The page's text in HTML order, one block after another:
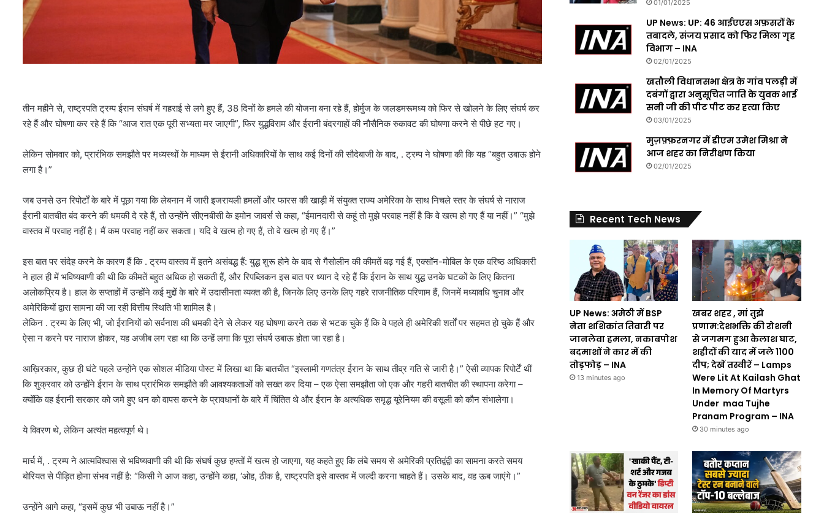
तीन महीने से, राष्ट्रपति ट्रम्प ईरान संघर्ष में गहराई से लगे हुए हैं, 38 दिनों के हमले की योजना बना रहे हैं, होर्मुज के जलडमरूमध्य को फिर से खोलने के लिए संघर्ष कर
रहे हैं और घोषणा कर रहे हैं कि “आज रात एक पूरी सभ्यता मर जाएगी”, फिर युद्धविराम और ईरानी बंदरगाहों की नौसैनिक रुकावट की घोषणा करने से पीछे हट गए।
लेकिन सोमवार को, प्रारंभिक समझौते पर मध्यस्थों के माध्यम से ईरानी अधिकारियों के साथ कई दिनों की सौदेबाजी के बाद, . ट्रम्प ने घोषणा की कि यह “बहुत उबाऊ होने
लगा है।”
जब उनसे उन रिपोर्टों के बारे में पूछा गया कि लेबनान में जारी इजरायली हमलों और फारस की खाड़ी में संयुक्त राज्य अमेरिका के साथ निचले स्तर के संघर्ष से नाराज
ईरानी बातचीत बंद करने की धमकी दे रहे हैं, तो उन्होंने सीएनबीसी के इमोन जावर्स से कहा, “ईमानदारी से कहूं तो मुझे परवाह नहीं है कि वे खत्म हो गए हैं या नहीं।” “मुझे
वास्तव में परवाह नहीं है। मैं कम परवाह नहीं कर सकता। यदि वे खत्म हो गए हैं, तो वे खत्म हो गए हैं।”
इस बात पर संदेह करने के कारण हैं कि . ट्रम्प वास्तव में इतने असंबद्ध हैं: युद्ध शुरू होने के बाद से गैसोलीन की कीमतें बढ़ गई हैं, एक्सॉन-मोबिल के एक वरिष्ठ अधिकारी
ने हाल ही में भविष्यवाणी की थी कि कीमतें बहुत अधिक हो सकती हैं, और रिपब्लिकन इस बात पर ध्यान दे रहे हैं कि ईरान के साथ युद्ध उनके घटकों के लिए कितना
अलोकप्रिय है। हाल के सप्ताहों में उन्होंने कई मुद्दों के बारे में उदासीनता व्यक्त की है, जिनके लिए उनके लिए गहरे राजनीतिक परिणाम हैं, जिनमें मध्यावधि चुनाव और
अमेरिकियों द्वारा सामना की जा रही वित्तीय स्थिति भी शामिल है।
लेकिन . ट्रम्प के लिए भी, जो ईरानियों को सर्वनाश की धमकी देने से लेकर यह घोषणा करने तक से भटक चुके हैं कि वे पहले ही अमेरिकी शर्तों पर सहमत हो चुके हैं और
ऐसा न करने पर नाराज होकर, यह अजीब लग रहा था कि उन्हें लगा कि पूरा संघर्ष उबाऊ होता जा रहा है।
आख़िरकार, कुछ ही घंटे पहले उन्होंने एक सोशल मीडिया पोस्ट में लिखा था कि बातचीत “इस्लामी गणतंत्र ईरान के साथ तीव्र गति से जारी है।” ऐसी व्यापक रिपोर्टें थीं
कि शुक्रवार को उन्होंने ईरान के साथ प्रारंभिक समझौते की आवश्यकताओं को सख्त कर दिया – एक ऐसा समझौता जो एक और गहरी बातचीत की स्थापना करेगा –
क्योंकि वह ईरानी सरकार को जमे हुए धन को वापस करने के प्रावधानों के बारे में चिंतित थे और ईरान के अत्यधिक समृद्ध यूरेनियम की वसूली को कौन संभालेगा।
ये विवरण थे, लेकिन अत्यंत महत्वपूर्ण थे।
मार्च में, . ट्रम्प ने आत्मविश्वास से भविष्यवाणी की थी कि संघर्ष कुछ हफ्तों में खत्म हो जाएगा, यह कहते हुए कि लंबे समय से अमेरिकी प्रतिद्वंद्वी का सामना करते समय
बोरियत से पीड़ित होना संभव नहीं है: “किसी ने आज कहा, उन्होंने कहा, ‘ओह, ठीक है, राष्ट्रपति इसे वास्तव में जल्दी करना चाहते हैं। उसके बाद, वह ऊब जाएंगे।”
उन्होंने आगे कहा, “इसमें कुछ भी उबाऊ नहीं है।”
01/01/2025
UP News: UP: 46 आईएएस अफ़सरों के
तबादले, संजय प्रसाद को फिर मिला गृह
विभाग – INA
02/01/2025
खतौली विधानसभा क्षेत्र के गांव पलड़ी में
दबंगों द्वारा अनुसूचित जाति के युवक भाई
सनी जी की पीट पीट कर हत्या किए
03/01/2025
मुज़फ़्फ़रनगर में डीएम उमेश मिश्रा ने
आज शहर का निरीक्षण किया
02/01/2025
Recent Tech News
UP News: अमेठी में BSP
नेता शशिकांत तिवारी पर
जानलेवा हमला, नकाबपोश
बदमाशों ने कार में की
तोड़फोड़ – INA
13 minutes ago
खबर शहर , मां तुझे
प्रणाम:देशभक्ति की रोशनी
से जगमग हुआ कैलाश घाट,
शहीदों की याद में जले 1100
दीप; देखें तस्वीरें – Lamps
Were Lit At Kailash Ghat
In Memory Of Martyrs
Under maa Tujhe
Pranam Program – INA
30 minutes ago